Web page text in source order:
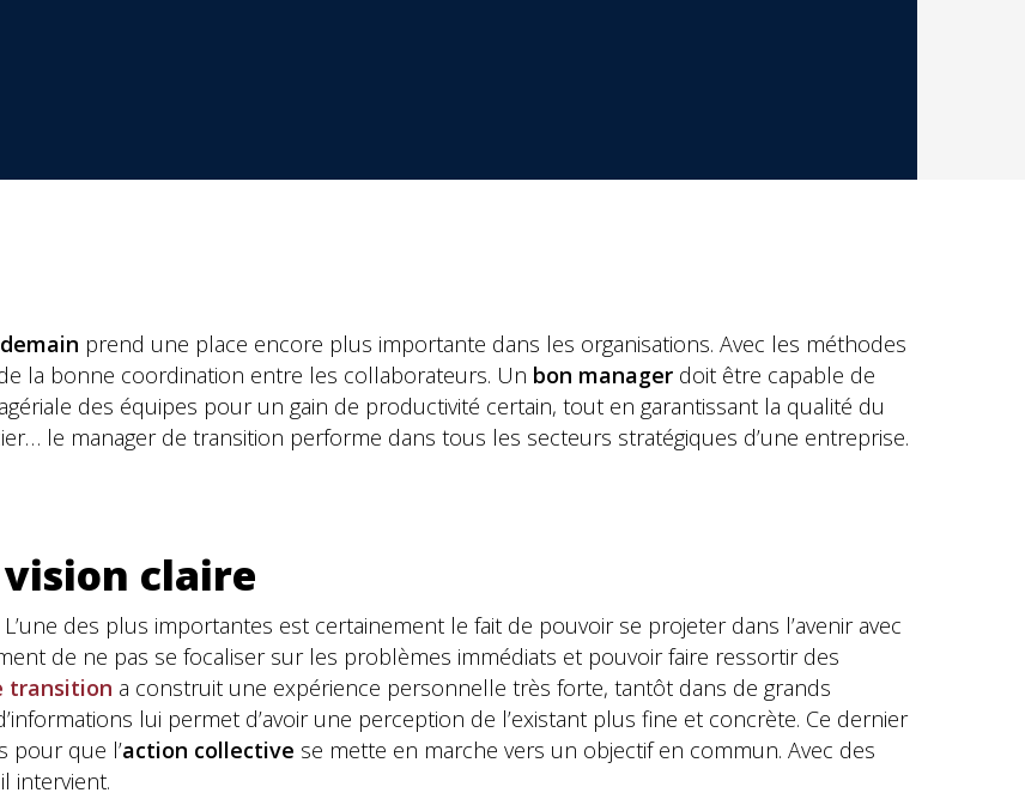
prend une place encore plus importante dans les organisations. Avec les méthodes
la bonne coordination entre les collaborateurs. Un bon manager doit être capable de
des équipes pour un gain de productivité certain, tout en garantissant la qualité du
le manager de transition performe dans tous les secteurs stratégiques d’une entreprise.
claire
des plus importantes est certainement le fait de pouvoir se projeter dans l’avenir avec
de ne pas se focaliser sur les problèmes immédiats et pouvoir faire ressortir des
transition a construit une expérience personnelle très forte, tantôt dans de grands
lui permet d’avoir une perception de l’existant plus fine et concrète. Ce dernier
pour que l’action collective se mette en marche vers un objectif en commun. Avec des
intervient.